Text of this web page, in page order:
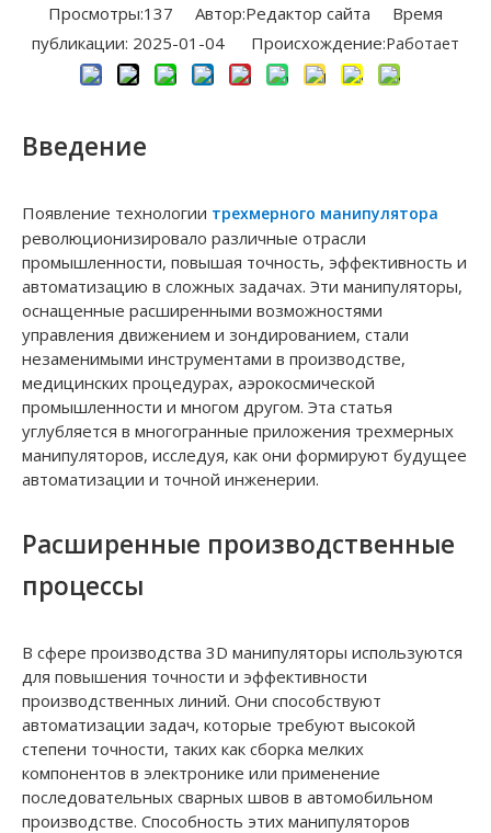
Просмотры:137 Автор:Pедактор сайта Время
публикации: 2025-01-04 Происхождение:Работает
Введение
Появление технологии трехмерного манипулятора
революционизировало различные отрасли
промышленности, повышая точность, эффективность и
автоматизацию в сложных задачах. Эти манипуляторы,
оснащенные расширенными возможностями
управления движением и зондированием, стали
незаменимыми инструментами в производстве,
медицинских процедурах, аэрокосмической
промышленности и многом другом. Эта статья
углубляется в многогранные приложения трехмерных
манипуляторов, исследуя, как они формируют будущее
автоматизации и точной инженерии.
Расширенные производственные
процессы
В сфере производства 3D манипуляторы используются
для повышения точности и эффективности
производственных линий. Они способствуют
автоматизации задач, которые требуют высокой
степени точности, таких как сборка мелких
компонентов в электронике или применение
последовательных сварных швов в автомобильном
производстве. Способность этих манипуляторов